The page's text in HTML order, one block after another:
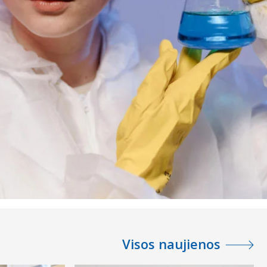
Visos naujienos